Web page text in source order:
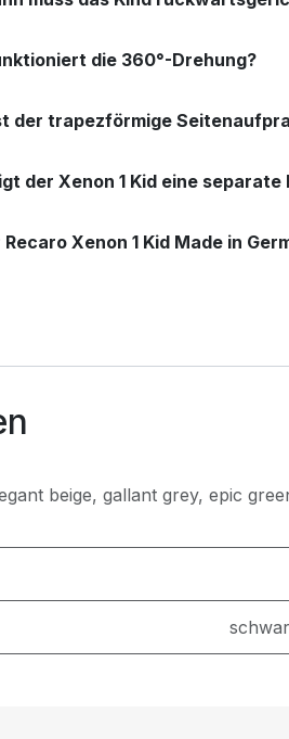
die 360°-Drehung?
der trapezförmige
der Xenon 1 Kid eine separate
Xenon 1 Kid Made in
beige, gallant grey, epic